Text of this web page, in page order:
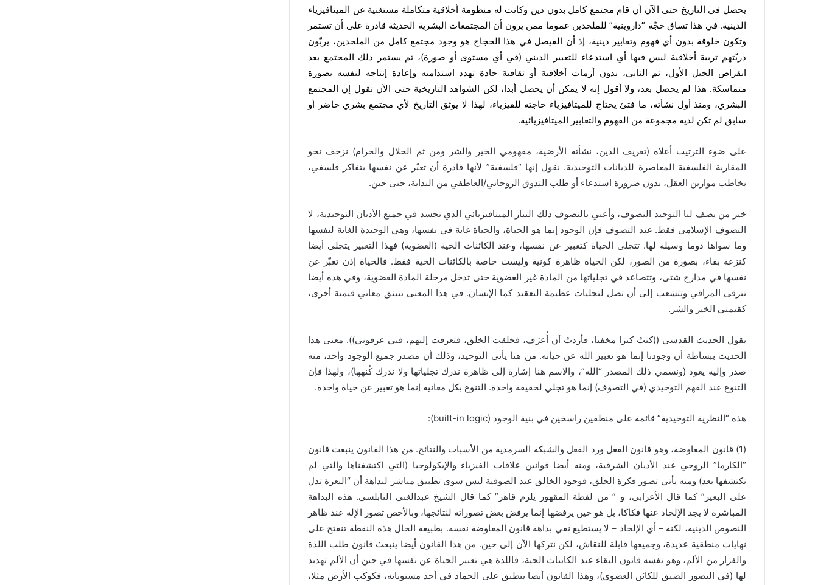
يحصل في التاريخ حتى الآن أن قام مجتمع كامل بدون دين وكانت له منظومة أخلاقية متكاملة مستغنية عن الميتافيزياء
الدينية. في هذا تساق حجّة “داروينية” للملحدين عموما ممن يرون أن المجتمعات البشرية الحديثة قادرة على أن تستمر
وتكون خلوقة بدون أي فهوم وتعابير دينية، إذ أن الفيصل في هذا الحجاج هو وجود مجتمع كامل من الملحدين، يربّون
ذريّتهم تربية أخلاقية ليس فيها أي استدعاء للتعبير الديني (في أي مستوى أو صورة)، ثم يستمر ذلك المجتمع بعد
انقراض الجيل الأول، ثم الثاني، بدون أزمات أخلاقية أو ثقافية حادة تهدد استدامته وإعادة إنتاجه لنفسه بصورة
متماسكة. هذا لم يحصل بعد، ولا أقول إنه لا يمكن أن يحصل أبدا، لكن الشواهد التاريخية حتى الآن تقول إن المجتمع
البشري، ومنذ أول نشأته، ما فتئ يحتاج للميتافيزياء حاجته للفيزياء، لهذا لا يوثق التاريخ لأي مجتمع بشري حاضر أو
سابق لم تكن لديه مجموعة من الفهوم والتعابير الميتافيزيائية.
على ضوء الترتيب أعلاه (تعريف الدين، نشأته الأرضية، مفهومي الخير والشر ومن ثم الحلال والحرام) نزحف نحو
المقاربة الفلسفية المعاصرة للديانات التوحيدية. نقول إنها “فلسفية” لأنها قادرة أن تعبّر عن نفسها بتفاكر فلسفي،
يخاطب موازين العقل، بدون ضرورة استدعاء أو طلب التذوق الروحاني/العاطفي من البداية، حتى حين.
خير من يصف لنا التوحيد التصوف، وأعني بالتصوف ذلك التيار الميتافيزيائي الذي تجسد في جميع الأديان التوحيدية، لا
التصوف الإسلامي فقط. عند التصوف فإن الوجود إنما هو الحياة، والحياة غاية في نفسها، وهي الوحيدة الغاية لنفسها
وما سواها دوما وسيلة لها. تتجلى الحياة كتعبير عن نفسها، وعند الكائنات الحية (العضوية) فهذا التعبير يتجلى أيضا
كنزعة بقاء، بصورة من الصور، لكن الحياة ظاهرة كونية وليست خاصة بالكائنات الحية فقط. فالحياة إذن تعبّر عن
نفسها في مدارج شتى، وتتصاعد في تجلياتها من المادة غير العضوية حتى تدخل مرحلة المادة العضوية، وفي هذه أيضا
تترقى المراقي وتتشعب إلى أن تصل لتجليات عظيمة التعقيد كما الإنسان. في هذا المعنى تنبثق معاني قيمية أخرى،
كقيمتي الخير والشر.
يقول الحديث القدسي ((كنتُ كنزا مخفيا، فأردتُ أن أُعرَف، فخلقت الخلق، فتعرفت إليهم، فبي عرفوني)). معنى هذا
الحديث ببساطة أن وجودنا إنما هو تعبير الله عن حياته. من هنا يأتي التوحيد، وذلك أن مصدر جميع الوجود واحد، منه
صدر وإليه يعود (ونسمي ذلك المصدر “الله”، والاسم هنا إشارة إلى ظاهرة ندرك تجلياتها ولا ندرك كُنهها)، ولهذا فإن
التنوع عند الفهم التوحيدي (في التصوف) إنما هو تجلي لحقيقة واحدة. التنوع بكل معانيه إنما هو تعبير عن حياة واحدة.
هذه “النظرية التوحيدية” قائمة على منطقين راسخين في بنية الوجود (built-in logic):
(1) قانون المعاوضة، وهو قانون الفعل ورد الفعل والشبكة السرمدية من الأسباب والنتائج. من هذا القانون ينبعث قانون
“الكارما” الروحي عند الأديان الشرقية، ومنه أيضا قوانين علاقات الفيزياء والإيكولوجيا (التي اكتشفناها والتي لم
نكتشفها بعد) ومنه يأتي تصور فكرة الخلق، فوجود الخالق عند الصوفية ليس سوى تطبيق مباشر لبداهة أن “البعرة تدل
على البعير” كما قال الأعرابي، و ” من لفظة المقهور يلزم قاهر” كما قال الشيخ عبدالغني النابلسي. هذه البداهة
المباشرة لا يجد الإلحاد عنها فكاكا، بل هو حين يرفضها إنما يرفض بعض تصوراته لنتائجها، وبالأخص تصور الإله عند ظاهر
النصوص الدينية، لكنه – أي الإلحاد – لا يستطيع نفي بداهة قانون المعاوضة نفسه. بطبيعة الحال هذه النقطة تنفتح على
نهايات منطقية عديدة، وجميعها قابلة للنقاش، لكن نتركها الآن إلى حين. من هذا القانون أيضا ينبعث قانون طلب اللذة
والفرار من الألم، وهو نفسه قانون البقاء عند الكائنات الحية، فاللذة هي تعبير الحياة عن نفسها في حين أن الألم تهديد
لها (في التصور الضيق للكائن العضوي)، وهذا القانون أيضا ينطبق على الجماد في أحد مستوياته، فكوكب الأرض مثلا،